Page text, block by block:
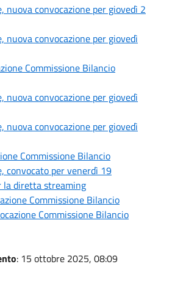
nuova convocazione per giovedì 2
nuova convocazione per giovedì
Commissione Bilancio
nuova convocazione per giovedì
nuova convocazione per giovedì
Commissione Bilancio
convocato per venerdì 19
la diretta streaming
Commissione Bilancio
Commissione Bilancio
: 15 ottobre 2025, 08:09